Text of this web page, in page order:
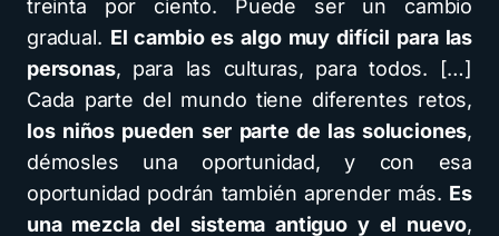
treinta por ciento. Puede ser un cambio
gradual. El cambio es algo muy difícil para las
personas, para las culturas, para todos. […]
Cada parte del mundo tiene diferentes retos,
los niños pueden ser parte de las soluciones,
démosles una oportunidad, y con esa
oportunidad podrán también aprender más. Es
una mezcla del sistema antiguo y el nuevo,